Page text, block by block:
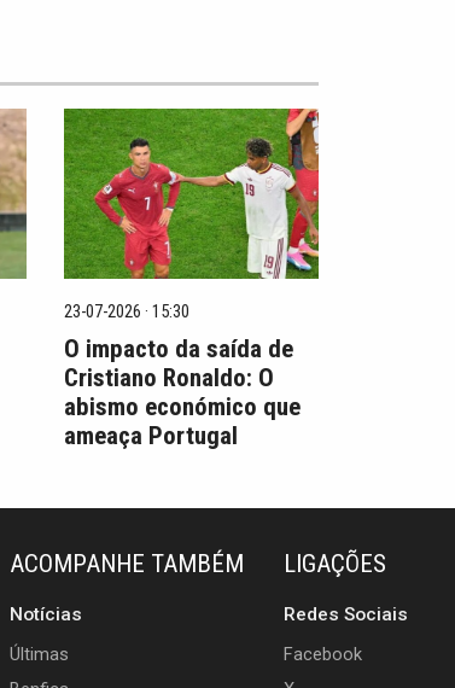
23-07-2026 · 15:30
O impacto da saída de
Cristiano Ronaldo: O
abismo económico que
ameaça Portugal
ACOMPANHE TAMBÉM
Notícias
Últimas
LIGAÇÕES
Redes Sociais
Facebook